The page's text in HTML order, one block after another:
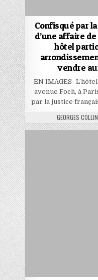
Confisqué par
d’une affaire
hôtel
vendre
EN IMAGES-
avenue Foch, à
par la justice
AUTHOR:
GEORGES COLLIN